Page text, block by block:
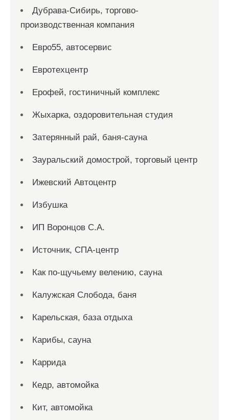
Дубрава-Сибирь, торгово-
производственная компания
Евро55, автосервис
Евротехцентр
Ерофей, гостиничный комплекс
Жыхарка, оздоровительная студия
Затерянный рай, баня-сауна
Зауральский домострой, торговый центр
Ижевский Автоцентр
Избушка
ИП Воронцов С.А.
Источник, СПА-центр
Как по-щучьему велению, сауна
Калужская Слобода, баня
Карельская, база отдыха
Карибы, сауна
Каррида
Кедр, автомойка
Кит, автомойка